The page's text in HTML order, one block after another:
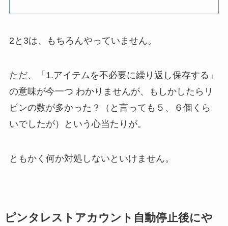
2と3は、もちろんやっていません。
ただ、「1.アイテムを不必要に繰り返し保存する」
の意味が今一つ わかりませんが、もしかしたらリ
ピンの数が多かった？（と言っても５、６個くら
いでしたが）という心当たりが。
ともかく何か対処しないといけません。
ピンタレストアカウント自動停止後にや